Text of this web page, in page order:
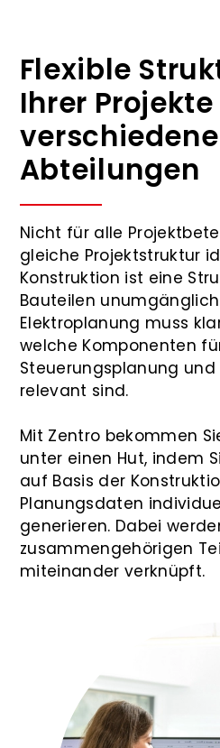
Flexible
Ihrer
verschiedene
Abteilungen
Nicht für alle
gleiche Projektstruktur
Konstruktion ist eine
Bauteilen
Elektroplanung muss
welche Komponenten
Steuerungsplanung
relevant sind.
Mit Zentro bekommen
unter einen Hut, indem
auf Basis der
Planungsdaten
generieren. Dabei
zusammengehörigen
miteinander verknüpft.